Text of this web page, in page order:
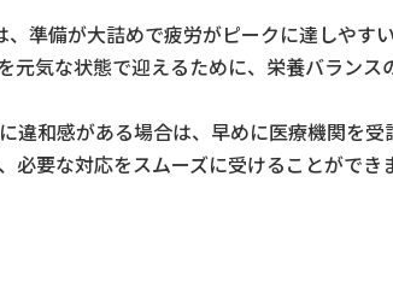
、準備が大詰めで疲労がピークに達しやす
元気な状態で迎えるために、栄養バラン
違和感がある場合は、早めに医療機関を
必要な対応をスムーズに受けることができ